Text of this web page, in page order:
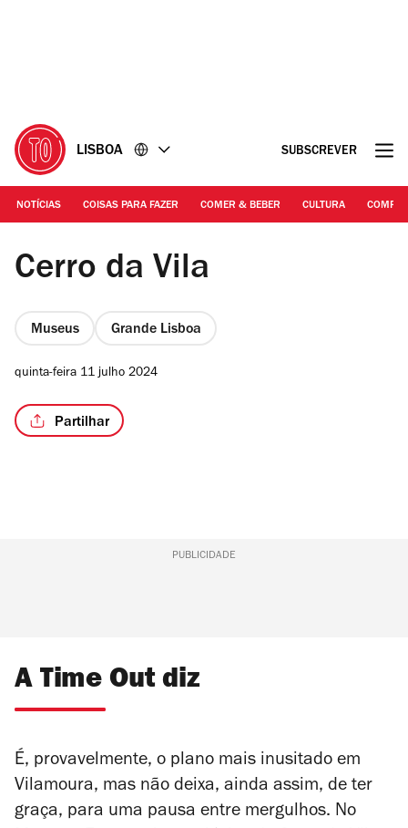
LISBOA SUBSCREVER
NOTÍCIAS COISAS PARA FAZER COMER & BEBER CULTURA
Arlei Lima
Cerro da Vila
Museus Grande Lisboa
quinta-feira 11 julho 2024
Partilhar
PUBLICIDADE
A Time Out diz
É, provavelmente, o plano mais inusitado em
Vilamoura, mas não deixa, ainda assim, de ter
graça, para uma pausa entre mergulhos. No